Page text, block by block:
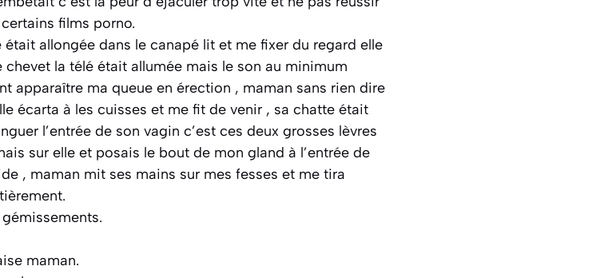
films porno.
allongée dans le canapé lit et me fixer du regard elle
la télé était allumée mais le son au minimum
apparaître ma queue en érection , maman sans rien dire
écarta à les cuisses et me fit de venir , sa chatte était
l’entrée de son vagin c’est ces deux grosses lèvres
sur elle et posais le bout de mon gland à l’entrée de
, maman mit ses mains sur mes fesses et me tira
maman.